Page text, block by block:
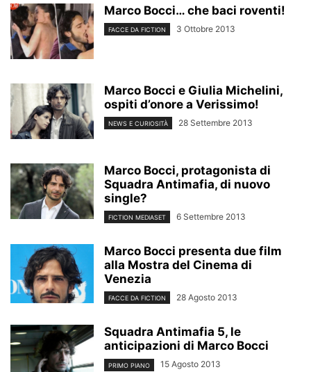
Marco Bocci… che baci roventi!
FACCE DA FICTION 3 Ottobre 2013
Marco Bocci e Giulia Michelini,
ospiti d’onore a Verissimo!
NEWS E CURIOSITÀ 28 Settembre 2013
Marco Bocci, protagonista di
Squadra Antimafia, di nuovo
single?
FICTION MEDIASET 6 Settembre 2013
Marco Bocci presenta due film
alla Mostra del Cinema di
Venezia
FACCE DA FICTION 28 Agosto 2013
Squadra Antimafia 5, le
anticipazioni di Marco Bocci
PRIMO PIANO 15 Agosto 2013